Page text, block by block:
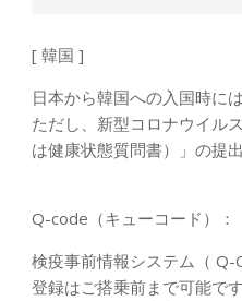
[ 韓国 ]
日本から韓国への入国時に
ただし、新型コロナウイル
は健康状態質問書）」の提
Q-code（キューコード）：
検疫事前情報システム（ Q-
登録はご搭乗前まで可能で